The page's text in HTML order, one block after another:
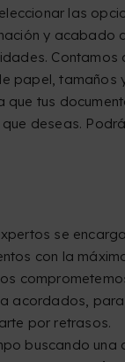
las
y acabado
Contamos
papel, tamaños
que tus
deseas.
se
con la
acordados, para
por retrasos.
buscando una